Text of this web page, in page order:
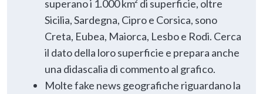
superano i 1.000 km² di superficie, oltre
Sicilia, Sardegna, Cipro e Corsica, sono
Creta, Eubea, Maiorca, Lesbo e Rodi. Cerca
il dato della loro superficie e prepara anche
una didascalia di commento al grafico.
Molte fake news geografiche riguardano la